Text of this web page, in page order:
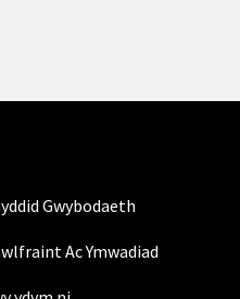
Gwybodaeth
Ac Ymwadiad